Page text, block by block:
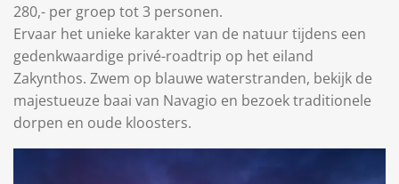
280,- per groep tot 3 personen.
Ervaar het unieke karakter van de natuur tijdens een
gedenkwaardige privé-roadtrip op het eiland
Zakynthos. Zwem op blauwe waterstranden, bekijk de
majestueuze baai van Navagio en bezoek traditionele
dorpen en oude kloosters.